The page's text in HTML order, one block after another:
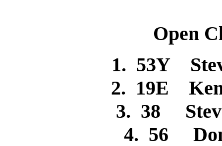
Open
1. 53Y
2. 19E
3. 38
4. 56